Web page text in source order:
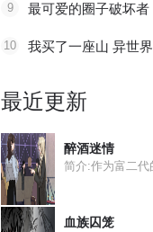
9 最可爱的圈子破坏者
10
最近更新
醉酒迷情
简介:作为富二代
血族囚笼